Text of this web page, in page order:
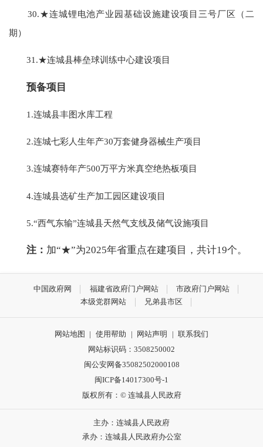
30.★连城锂电池产业园基础设施建设项目三号厂区（二
期）
31.★连城县棒垒球训练中心建设项目
预备项目
1.连城县丰图水库工程
2.连城七彩人生年产30万套健身器械生产项目
3.连城赛特年产500万平方米真空绝热板项目
4.连城县选矿生产加工园区建设项目
5.“西气东输”连城县天然气支线及储气设施项目
注： 加“★”为2025年省重点在建项目，共计19个。
中国政府网 福建省政府门户网站
市政府门户网站
本级党群网站
兄弟县市区
网站地图 | 使用帮助 | 网站声明 | 联系我们
网站标识码：3508250002
闽公安网备35082502000108
闽ICP备14017300号-1
版权所有：© 连城县人民政府
主办：连城县人民政府
承办：连城县人民政府办公室